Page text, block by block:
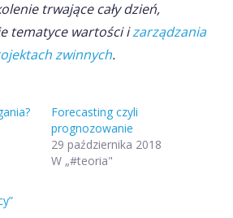
trwające cały dzień,
tematyce wartości izarządzania
zwinnych.
Forecasting czyli
prognozowanie
29 października 2018
W „#teoria"